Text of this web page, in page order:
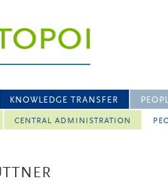
KNOWLEDGE TRANSFER
CENTRAL ADMINISTRATION